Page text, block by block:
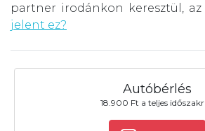
partner irodánkon keresztül, az
jelent ez?
Autóbérlés
18.900 Ft a teljes